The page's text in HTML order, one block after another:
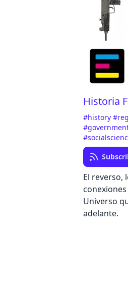
Historia
#history
El reverso,
Universo
adelante.